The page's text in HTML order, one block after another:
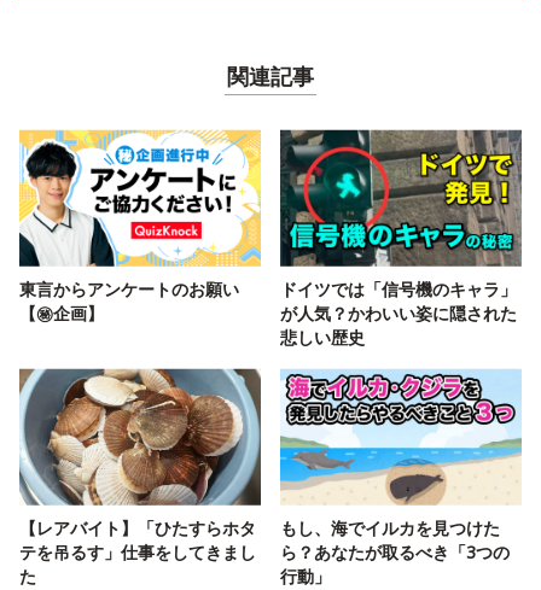
関連記事
東言からアンケートのお願い
【㊙️企画】
ドイツでは「信号機のキャラ」
が人気？かわいい姿に隠された
悲しい歴史
【レアバイト】「ひたすらホタ
テを吊るす」仕事をしてきまし
た
もし、海でイルカを見つけた
ら？あなたが取るべき「3つの
行動」